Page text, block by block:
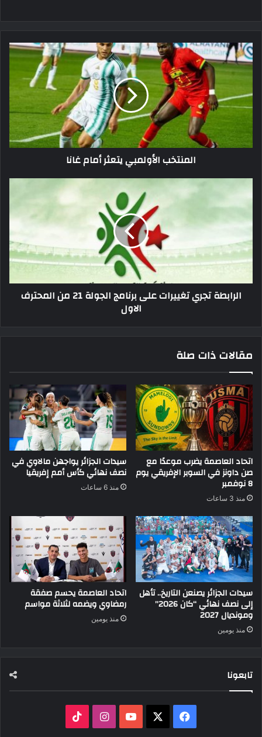
المنتخب
الأولمبي
يتعثر
غانا
المنتخب الأولمبي يتعثر أمام غانا
تغييرات
على
الجولة
21
المحترف
الاول
الرابطة تجري تغييرات على برنامج الجولة 21 من المحترف
الاول
مقالات ذات صلة
اتحاد العاصمة يضرب موعدًا مع
صن داونز في السوبر الإفريقي يوم
8 نوفمبر
منذ 3 ساعات
سيدات الجزائر يواجهن مالاوي في
نصف نهائي كأس أمم إفريقيا
منذ 6 ساعات
سيدات الجزائر يصنعن التاريخ.. تأهل
إلى نصف نهائي “كان 2026”
ومونديال 2027
منذ يومين
اتحاد العاصمة يحسم صفقة
رمضاوي ويضمه لثلاثة مواسم
منذ يومين
تابعونا
فيسبوك ‫YouTubeانستقرام